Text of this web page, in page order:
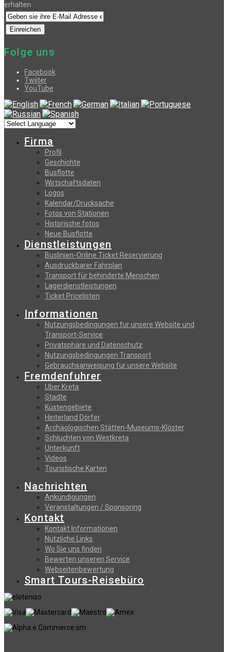
erhalten
Folge uns
Facebook
Twiiter
YouTube
Firma
Profil
Geschichte
Busflotte
Wirtschaftsdaten
Logos
Kalendar/Drucksache
Fotos von Stationen
Historische fotos
Neue Busflotte
Dienstleistungen
Buslinien-Online Ticket Reservierung
Αusdruckbarer Fahrplan
Transport für behinderte Menschen
Lagerdienstleistungen
Ticket Pricelisten
Informationen
Nutzungsbedingungen fur unsere Website und
Transport-Service
Privatsphäre und Datenschutz
Nutzungsbedingungen Transport
Gebrauchsanweisung fur unsere Website
Fremdenfuhrer
Uber Kreta
Stadte
Küstengebiete
Hinterland Dörfer
Archäologischen Stätten-Museums-Klöster
Schluchten von Westkreta
Unterkunft
Videos
Touristische Karten
Nachrichten
Ankündigungen
Veranstaltungen / Sponsoring
Kontakt
Kontakt Informationen
Nützliche Links
Wo Sie uns finden
Bewerten unseren Service
Webseitenbewertung
Smart Tours-Reisebüro